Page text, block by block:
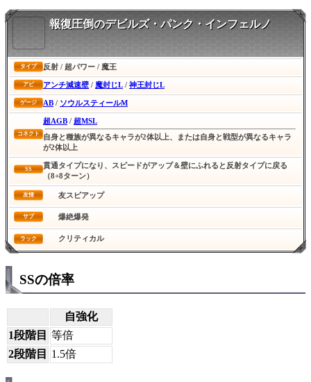
報復圧倒のデビルズ・パンク・インフェルノ
タイプ 反射 / 超パワー / 魔王
アビ アンチ減速壁 / 魔封じL / 神王封じL
ゲージ AB / ソウルスティールM
コネクト
超AGB / 超MSL
自身と種族が異なるキャラが2体以上、または自身と戦型が異なるキャラ
が2体以上
SS
貫通タイプになり、スピードがアップ＆壁にふれると反射タイプに戻る
（8+8ターン）
友情 友スピアップ
サブ 爆絶爆発
ラック クリティカル
SSの倍率
自強化
1段階目 等倍
2段階目
1.5倍